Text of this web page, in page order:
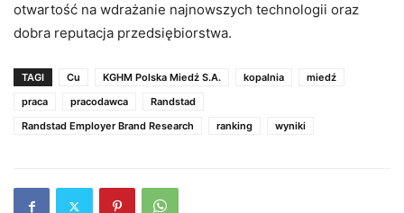
otwartość na wdrażanie najnowszych technologii oraz
dobra reputacja przedsiębiorstwa.
TAGI Cu KGHM Polska Miedź S.A. kopalnia
miedź
praca
pracodawca
Randstad
Randstad Employer Brand Research
ranking wyniki